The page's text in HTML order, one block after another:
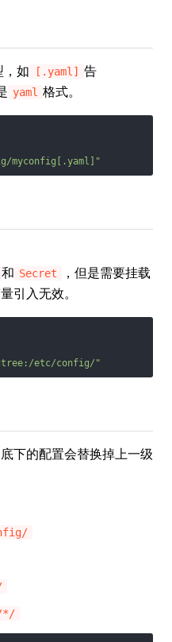
，如 [.yaml]
告
yaml 格式。
和 Secret
，但是需要挂载
引入无效。
etc/config/"
下的配置会替换掉上一级
*/